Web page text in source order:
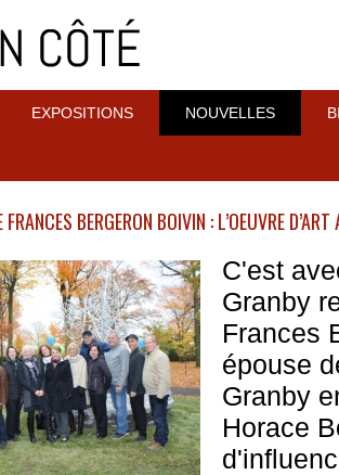
EXPOSITIONS NOUVELLES
BERGERON BOIVIN : L’OEUVRE
C'est
Granby
Frances
épouse
Granby
Horace